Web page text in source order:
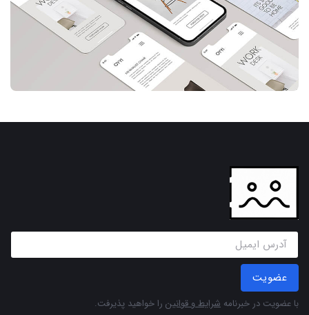
عضویت
با عضویت در خبرنامه شرایط و قوانین را خواهید پذیرفت.